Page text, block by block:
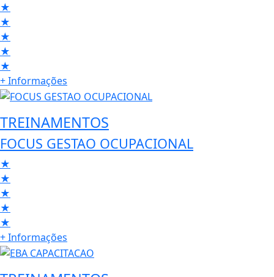
★
★
★
★
★
+ Informações
TREINAMENTOS
FOCUS GESTAO OCUPACIONAL
★
★
★
★
★
+ Informações